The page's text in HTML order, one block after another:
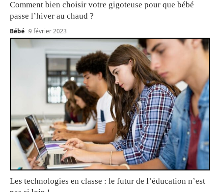
Comment bien choisir votre gigoteuse pour que bébé
passe l’hiver au chaud ?
Bébé 9 février 2023
Les technologies en classe : le futur de l’éducation n’est